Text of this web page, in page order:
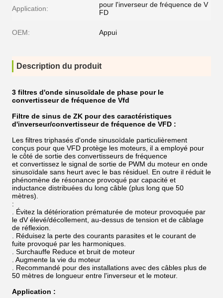
Application:
pour l'inverseur de fréquence de V
FD
OEM: Appui
Description du produit
3 filtres d'onde sinusoïdale de phase pour le
convertisseur de fréquence de Vfd
Filtre de sinus de ZK pour des caractéristiques
d'inverseur/convertisseur de fréquence de VFD :
Les filtres triphasés d'onde sinusoïdale particulièrement
conçus pour que VFD protège les moteurs, il a employé pour
le côté de sortie des convertisseurs de fréquence
et convertissez le signal de sortie de PWM du moteur en onde
sinusoïdale sans heurt avec le bas résiduel. En outre il réduit le
phénomène de résonance provoqué par capacité et
inductance distribuées du long câble (plus long que 50
mètres).
:
. Évitez la détérioration prématurée de moteur provoquée par
le dV élevé/décollement, au-dessus de tension et de câblage
de réflexion.
. Réduisez la perte des courants parasites et le courant de
fuite provoqué par les harmoniques.
. Surchauffe Reduce et bruit de moteur
. Augmente la vie du moteur
. Recommandé pour des installations avec des câbles plus de
50 mètres de longueur entre l'inverseur et le moteur.
Application :